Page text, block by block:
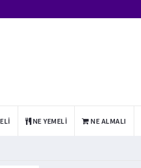
NE YEMELI NE ALMALI